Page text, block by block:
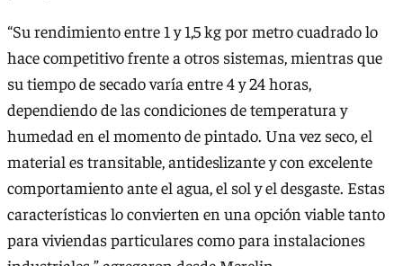
“Su rendimiento entre 1 y 1,5 kg por metro cuadrado lo
hace competitivo frente a otros sistemas, mientras que
su tiempo de secado varía entre 4 y 24 horas,
dependiendo de las condiciones de temperatura y
humedad en el momento de pintado. Una vez seco, el
material es transitable, antideslizante y con excelente
comportamiento ante el agua, el sol y el desgaste. Estas
características lo convierten en una opción viable tanto
para viviendas particulares como para instalaciones